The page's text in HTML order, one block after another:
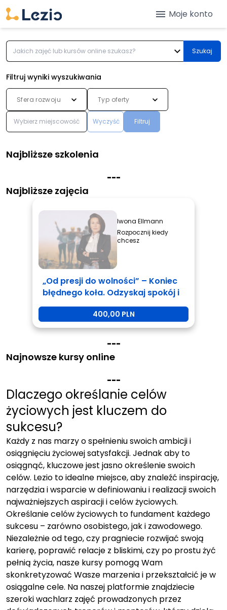
menu Moje konto
expand_more Szukaj
Filtruj wyniki wyszukiwania
Sfera rozwoju Typ oferty
Wyczyść Filtruj
Najbliższe szkolenia
---
Najbliższe zajęcia
Iwona Ellmann
Rozpocznij kiedy
chcesz
„Od presji do wolności” – Koniec
błędnego koła. Odzyskaj spokój i
kontrolę w życiu po 50-tce
400,00 PLN
---
Najnowsze kursy online
---
Dlaczego określanie celów
życiowych jest kluczem do
sukcesu?
Każdy z nas marzy o spełnieniu swoich ambicji i
osiągnięciu życiowej satysfakcji. Jednak aby to
osiągnąć, kluczowe jest jasno określenie swoich
celów. Lezio to idealne miejsce, aby znaleźć inspirację,
narzędzia i wsparcie w definiowaniu i realizacji swoich
najważniejszych aspiracji i celów życiowych.
Określanie celów życiowych to fundament każdego
sukcesu – zarówno osobistego, jak i zawodowego.
Niezależnie od tego, czy pragniecie rozwijać swoją
karierę, poprawić relacje z bliskimi, czy po prostu żyć
pełnią życia, nasze kursy pomogą Wam
skonkretyzować Wasze marzenia i przekształcić je w
osiągalne cele. Na naszej platformie znajdziecie
szeroki wachlarz zajęć prowadzonych przez